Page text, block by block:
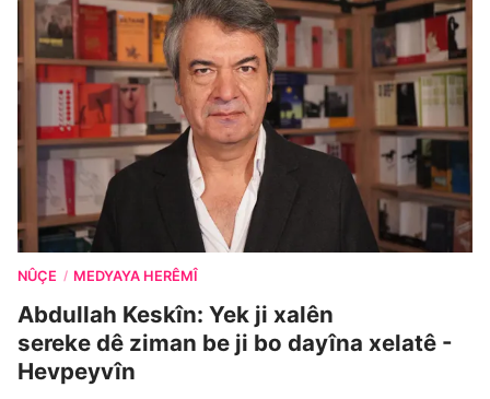
NÛÇE / MEDYAYA HERÊMÎ
Abdullah Keskîn: Yek ji xalên
sereke dê ziman be ji bo dayîna xelatê -
Hevpeyvîn